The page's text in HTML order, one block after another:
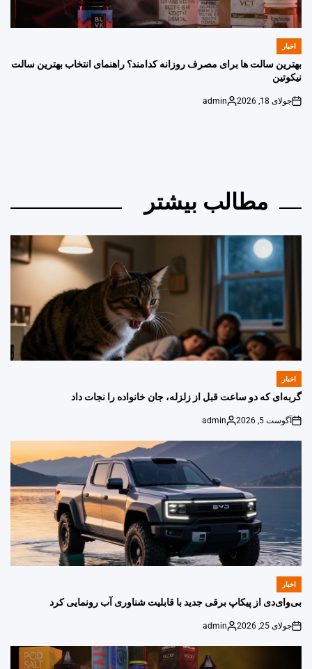
POSTED
اخبار
بهترین سالت ها برای مصرف روزانه کدامند؟ راهنمای انتخاب بهترین سالت
نیکوتین
on
جولای 18, 2026
Posted
admin
مطالب بیشتر
POSTED
IN
اخبار
گربه‌ای که دو ساعت قبل از زلزله، جان خانواده را نجات داد
on
آگوست 5, 2026
Posted
admin
POSTED
اخبار
بی‌وای‌دی از پیکاپ برقی جدید با قابلیت شناوری آب رونمایی کرد
on
جولای 25, 2026
Posted
admin